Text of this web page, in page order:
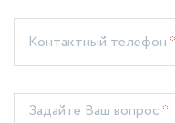
Контактный телефон*
Задайте Ваш вопрос*